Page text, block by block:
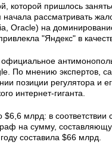
которой пришлось
рассматривать
Oracle) на
"Яндекс" в
официальное
По мнению экспертов,
позиции регулятора и
интернет-гиганта.
млрд: в соответствии
на сумму,
составила $66 млрд.